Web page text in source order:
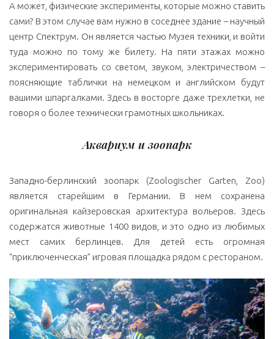
А может, физические эксперименты, которые можно ставить
сами? В этом случае вам нужно в соседнее здание – научный
центр Спектрум. Он является частью Музея техники, и войти
туда можно по тому же билету. На пяти этажах можно
экспериментировать со светом, звуком, электричеством –
поясняющие таблички на немецком и английском будут
вашими шпаргалками. Здесь в восторге даже трехлетки, не
говоря о более технически грамотных школьниках.
Аквариум и зоопарк
Западно-берлинский зоопарк (Zoologischer Garten, Zoo)
является старейшим в Германии. В нем сохранена
оригинальная кайзеровская архитектура вольеров. Здесь
содержатся животные 1400 видов, и это одно из любимых
мест самих берлинцев. Для детей есть огромная
“приключенческая” игровая площадка рядом с рестораном.